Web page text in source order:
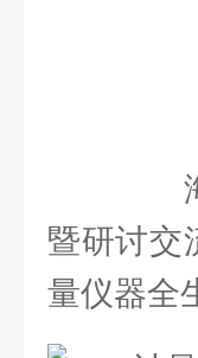
海
暨研讨交
量仪器全